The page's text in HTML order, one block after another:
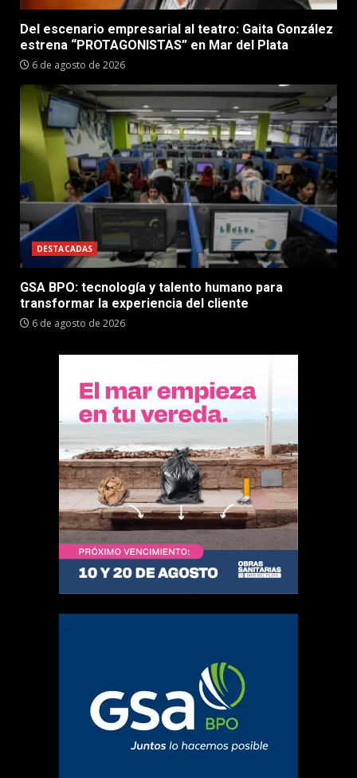
Del escenario empresarial al teatro: Gaita González
estrena “PROTAGONISTAS” en Mar del Plata
6 de agosto de 2026
DESTACADAS
GSA BPO: tecnología y talento humano para
transformar la experiencia del cliente
6 de agosto de 2026